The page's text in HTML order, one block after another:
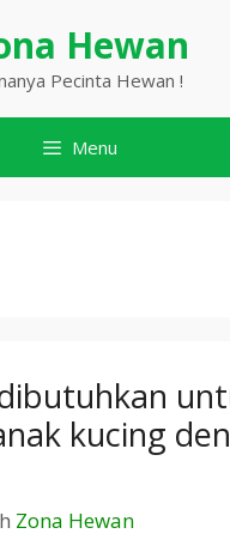
Hewan
Pecinta Hewan !
Menu
kucing
Zona Hewan